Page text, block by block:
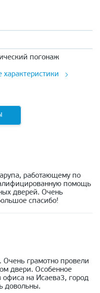
погонаж
характеристики
работающему по
помощь
дверей. Очень
спасибо!
Очень грамотно провели
двери. Особенное
офиса на Исаева3, город
довольны.